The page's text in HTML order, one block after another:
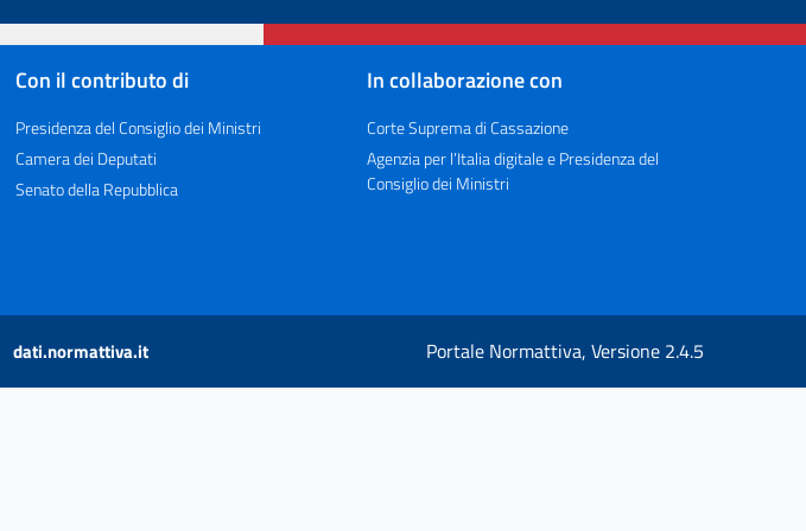
Con il contributo di
Presidenza del Consiglio dei Ministri
Camera dei Deputati
Senato della Repubblica
In collaborazione con
Corte Suprema di Cassazione
Agenzia per l’Italia digitale e Presidenza del
Consiglio dei Ministri
dati.normattiva.it Portale Normattiva, Versione 2.4.5